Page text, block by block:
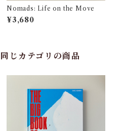
Nomads: Life on the Move
¥3,680
同じカテゴリの商品